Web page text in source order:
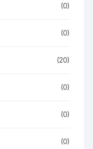
(0)
(0)
(20)
(0)
(0)
(0)